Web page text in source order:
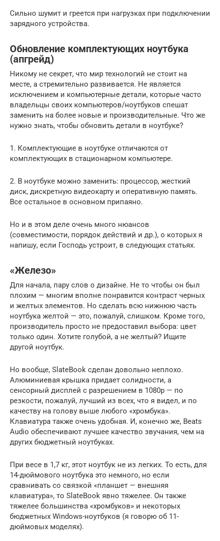
Сильно шумит и греется при нагрузках при подключении
зарядного устройства.
Обновление комплектующих ноутбука
(апгрейд)
Никому не секрет, что мир технологий не стоит на
месте, а стремительно развивается. Не является
исключением и компьютерные детали, которые часто
владельцы своих компьютеров/ноутбуков спешат
заменить на более новые и производительные. Что же
нужно знать, чтобы обновить детали в ноутбуке?
1. Комплектующие в ноутбуке отличаются от
комплектующих в стационарном компьютере.
2. В ноутбуке можно заменить: процессор, жесткий
диск, дискретную видеокарту и оперативную память.
Все остальное в основном припаяно.
Но и в этом деле очень много нюансов
(совместимости, порядок действий и др.), о которых я
напишу, если Господь устроит, в следующих статьях.
«Железо»
Для начала, пару слов о дизайне. Не то чтобы он был
плохим — многим вполне понравится контраст черных
и желтых элементов. Но сделать всю нижнюю часть
ноутбука желтой — это, пожалуй, слишком. Кроме того,
производитель просто не предоставил выбора: цвет
только один. Хотите голубой, а не желтый? Ищите
другой ноутбук.
Но вообще, SlateBook сделан довольно неплохо.
Алюминиевая крышка придает солидности, а
сенсорный дисплей с разрешением в 1080p — по
резкости, пожалуй, лучший из всех, что я видел, и по
качеству на голову выше любого «хромбука».
Клавиатура также очень удобная. И, конечно же, Beats
Audio обеспечивают лучшее качество звучания, чем на
других бюджетный ноутбуках.
При весе в 1,7 кг, этот ноутбук не из легких. То есть, для
14-дюймового ноутбука это немного, но если
сравнивать со связкой «планшет — внешняя
клавиатура», то SlateBook явно тяжелее. Он также
тяжелее большинства «хромбуков» и некоторых
бюджетных Windows-ноутбуков (я говорю об 11-
дюймовых моделях).